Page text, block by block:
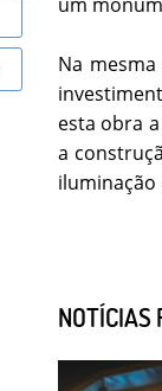
Na
esta obra
a
iluminação
NOTÍCIAS